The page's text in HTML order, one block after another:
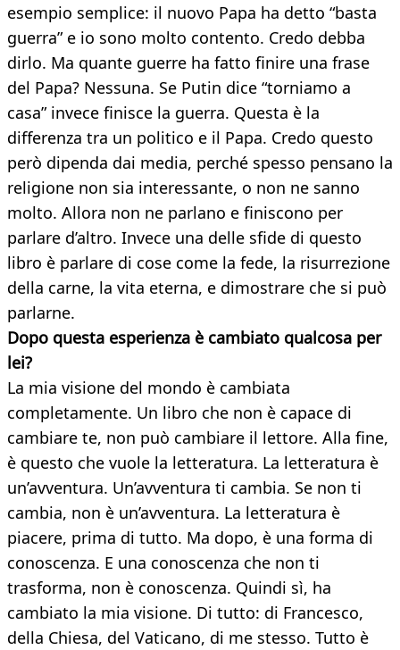
esempio semplice: il nuovo Papa ha detto “basta
guerra” e io sono molto contento. Credo debba
dirlo. Ma quante guerre ha fatto finire una frase
del Papa? Nessuna. Se Putin dice “torniamo a
casa” invece finisce la guerra. Questa è la
differenza tra un politico e il Papa. Credo questo
però dipenda dai media, perché spesso pensano la
religione non sia interessante, o non ne sanno
molto. Allora non ne parlano e finiscono per
parlare d’altro. Invece una delle sfide di questo
libro è parlare di cose come la fede, la risurrezione
della carne, la vita eterna, e dimostrare che si può
parlarne.
Dopo questa esperienza è cambiato qualcosa per
lei?
La mia visione del mondo è cambiata
completamente. Un libro che non è capace di
cambiare te, non può cambiare il lettore. Alla fine,
è questo che vuole la letteratura. La letteratura è
un’avventura. Un’avventura ti cambia. Se non ti
cambia, non è un’avventura. La letteratura è
piacere, prima di tutto. Ma dopo, è una forma di
conoscenza. E una conoscenza che non ti
trasforma, non è conoscenza. Quindi sì, ha
cambiato la mia visione. Di tutto: di Francesco,
della Chiesa, del Vaticano, di me stesso. Tutto è